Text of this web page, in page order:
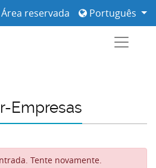
Português
reservada
Empresas
Tente novamente.